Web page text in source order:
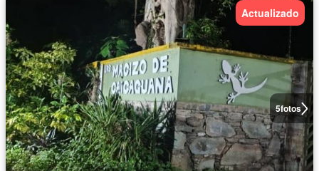
5fotos
Actualizado